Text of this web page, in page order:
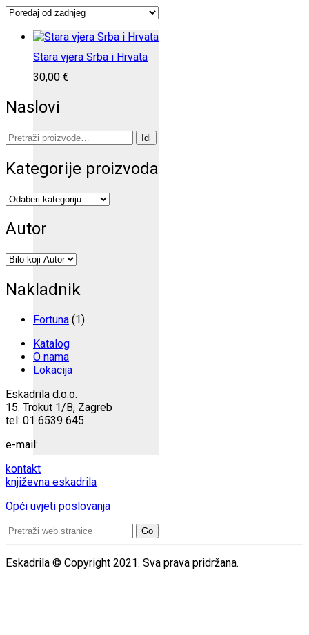
Stara vjera Srba i Hrvata
30,00 €
Naslovi
Pretraži: Idi
Kategorije proizvoda
Autor
Nakladnik
Fortuna (1)
Katalog
O nama
Lokacija
Eskadrila d.o.o.
15. Trokut 1/B, Zagreb
tel: 01 6539 645
e-mail:
kontakt
književna eskadrila
Opći uvjeti poslovanja
Search
for:
Eskadrila © Copyright 2021. Sva prava pridržana.